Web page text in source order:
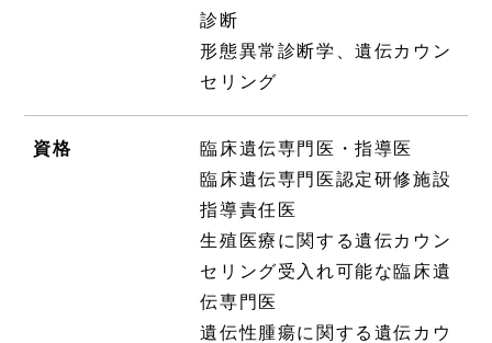
診断
形態異常診断学、遺伝カウン
セリング
資格
臨床遺伝専門医・指導医
臨床遺伝専門医認定研修施設
指導責任医
生殖医療に関する遺伝カウン
セリング受入れ可能な臨床遺
伝専門医
遺伝性腫瘍に関する遺伝カウ